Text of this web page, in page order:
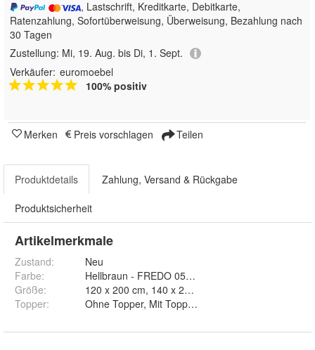
, Lastschrift, Kreditkarte, Debitkarte,
Ratenzahlung, Sofortüberweisung, Überweisung, Bezahlung nach
30 Tagen
Zustellung: Mi, 19. Aug. bis Di, 1. Sept.
Verkäufer: euromoebel
100% positiv
Merken Preis vorschlagen Teilen
Produktdetails Zahlung, Versand & Rückgabe
Produktsicherheit
Artikelmerkmale
Zustand:
Neu
Farbe:
Hellbraun - FREDO 05, Beige - FREDO 10,
Größe:
Topper: